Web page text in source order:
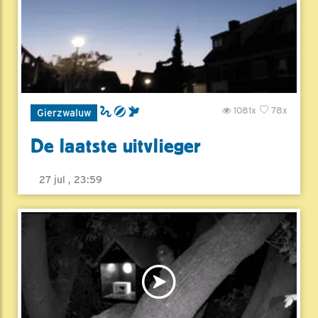
Gierzwaluw 78x
1081x
De laatste uitvlieger
27 jul , 23:59